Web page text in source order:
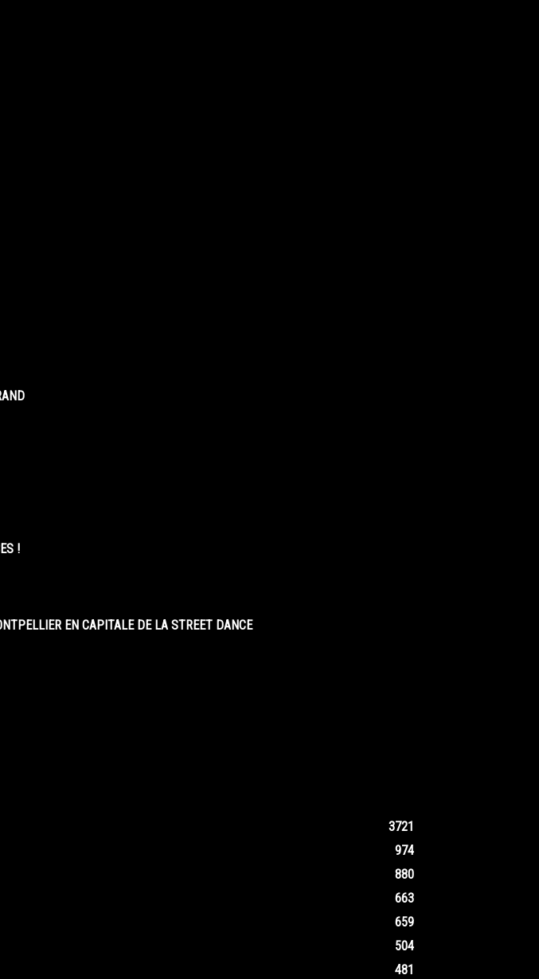
!
EN CAPITALE DE LA STREET DANCE
3721
974
880
663
659
504
481